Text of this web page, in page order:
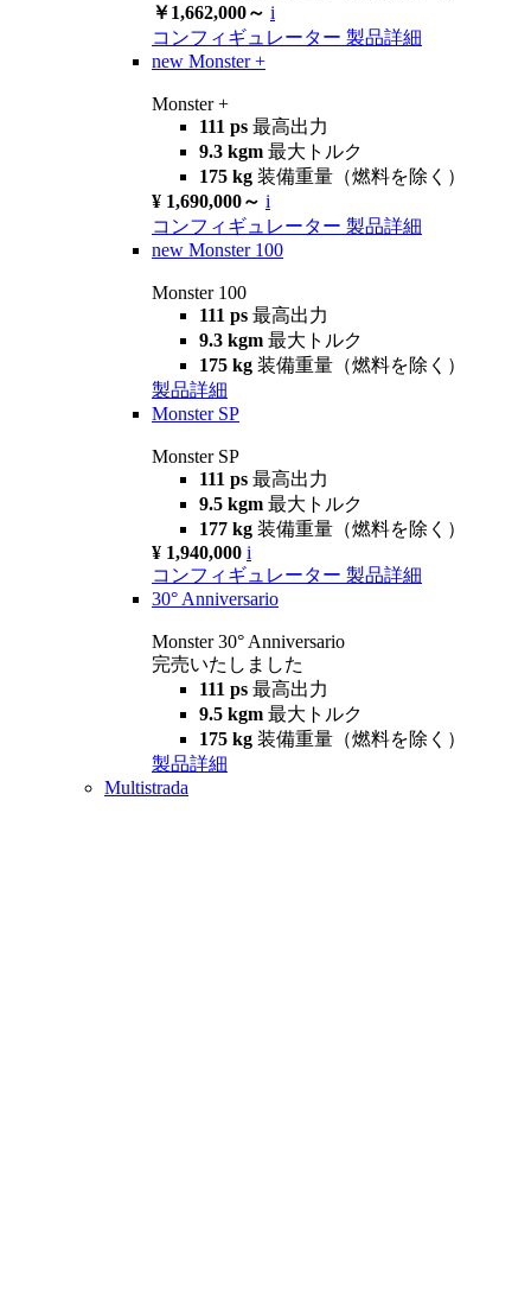
￥1,662,000～ i
コンフィギュレーター 製品詳細
new Monster +
Monster +
111 ps 最高出力
9.3 kgm 最大トルク
175 kg 装備重量（燃料を除く）
¥ 1,690,000～ i
コンフィギュレーター 製品詳細
new Monster 100
Monster 100
111 ps 最高出力
9.3 kgm 最大トルク
175 kg 装備重量（燃料を除く）
製品詳細
Monster SP
Monster SP
111 ps 最高出力
9.5 kgm 最大トルク
177 kg 装備重量（燃料を除く）
¥ 1,940,000 i
コンフィギュレーター 製品詳細
30° Anniversario
Monster 30° Anniversario
完売いたしました
111 ps 最高出力
9.5 kgm 最大トルク
175 kg 装備重量（燃料を除く）
製品詳細
Multistrada